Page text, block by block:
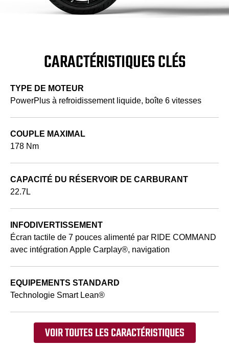
CARACTÉRISTIQUES CLÉS
TYPE DE MOTEUR
PowerPlus à refroidissement liquide, boîte 6 vitesses
COUPLE MAXIMAL
178 Nm
CAPACITÉ DU RÉSERVOIR DE CARBURANT
22.7L
INFODIVERTISSEMENT
Écran tactile de 7 pouces alimenté par RIDE COMMAND
avec intégration Apple Carplay®, navigation
EQUIPEMENTS STANDARD
Technologie Smart Lean®
VOIR TOUTES LES CARACTÉRISTIQUES